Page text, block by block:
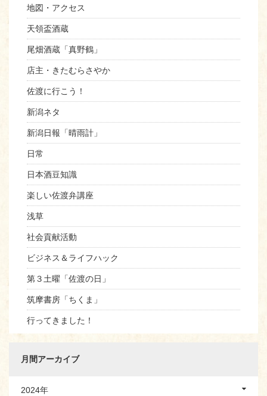
地図・アクセス
天領盃酒蔵
尾畑酒蔵「真野鶴」
店主・きたむらさやか
佐渡に行こう！
新潟ネタ
新潟日報「晴雨計」
日常
日本酒豆知識
楽しい佐渡弁講座
浅草
社会貢献活動
ビジネス＆ライフハック
第３土曜「佐渡の日」
筑摩書房「ちくま」
行ってきました！
月間アーカイブ
2024年